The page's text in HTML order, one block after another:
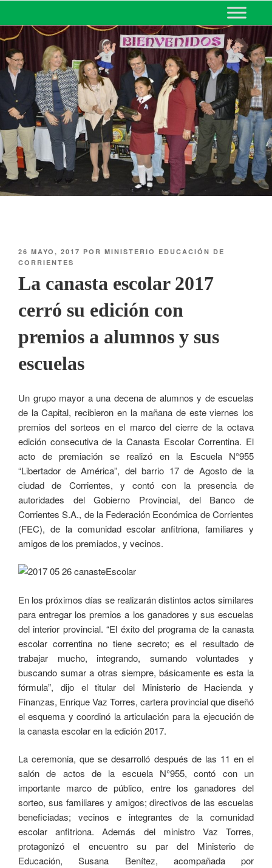
MINISTERIO DE EDUCACIÓN
DE CORRIENTES
26 MAYO, 2017 POR MINISTERIO EDUCACIÓN DE
CORRIENTES
La canasta escolar 2017
cerró su edición con
premios a alumnos y sus
escuelas
Un grupo mayor a una decena de alumnos y de escuelas
de la Capital, recibieron en la mañana de este viernes los
premios del sorteos en el marco del cierre de la octava
edición consecutiva de la Canasta Escolar Correntina. El
acto de premiación se realizó en la Escuela N°955
“Libertador de América”, del barrio 17 de Agosto de la
ciudad de Corrientes, y contó con la presencia de
autoridades del Gobierno Provincial, del Banco de
Corrientes S.A., de la Federación Económica de Corrientes
(FEC), de la comunidad escolar anfitriona, familiares y
amigos de los premiados, y vecinos.
En los próximos días se realizarán distintos actos similares
para entregar los premios a los ganadores y sus escuelas
del interior provincial. “El éxito del programa de la canasta
escolar correntina no tiene secreto; es el resultado de
trabajar mucho, integrando, sumando voluntades y
buscando sumar a otras siempre, básicamente es esta la
fórmula”, dijo el titular del Ministerio de Hacienda y
Finanzas, Enrique Vaz Torres, cartera provincial que diseñó
el esquema y coordinó la articulación para la ejecución de
la canasta escolar en la edición 2017.
La ceremonia, que se desarrolló después de las 11 en el
salón de actos de la escuela N°955, contó con un
importante marco de público, entre los ganadores del
sorteo, sus familiares y amigos; directivos de las escuelas
beneficiadas; vecinos e integrantes de la comunidad
escolar anfitriona. Además del ministro Vaz Torres,
protagonizó el encuentro su par del Ministerio de
Educación, Susana Benítez, acompañada por